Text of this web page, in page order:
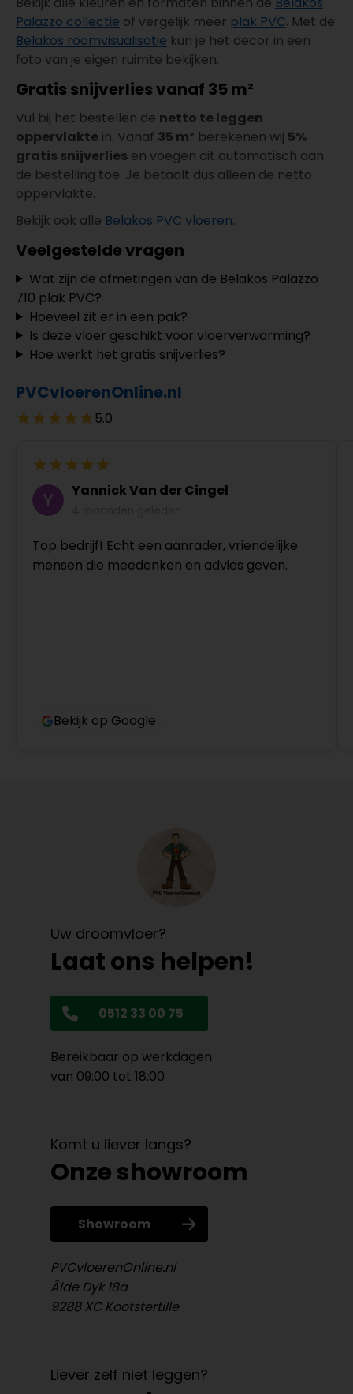
Palazzo collectie of vergelijk meer plak PVC. Met de
Belakos roomvisualisatie kun je het decor in een
foto van je eigen ruimte bekijken.
Gratis snijverlies vanaf 35 m²
Vul bij het bestellen de netto te leggen
oppervlakte in. Vanaf 35 m² berekenen wij 5%
gratis snijverlies en voegen dit automatisch aan
de bestelling toe. Je betaalt dus alleen de netto
oppervlakte.
Bekijk ook alle Belakos PVC vloeren.
Veelgestelde vragen
Wat zijn de afmetingen van de Belakos Palazzo
710 plak PVC?
Hoeveel zit er in een pak?
Is deze vloer geschikt voor vloerverwarming?
Hoe werkt het gratis snijverlies?
PVCvloerenOnline.nl
5.0
Yannick Van der Cingel
Top bedrijf! Echt een aanrader, vriendelijke
mensen die meedenken en advies geven.
Bekijk op Google
Uw droomvloer?
Laat ons helpen!
0512 33 00 75
Bereikbaar op werkdagen
van 09:00 tot 18:00
Komt u liever langs?
Onze showroom
Showroom
PVCvloerenOnline.nl
Âlde Dyk 18a
9288 XC Kootstertille
Liever zelf niet leggen?